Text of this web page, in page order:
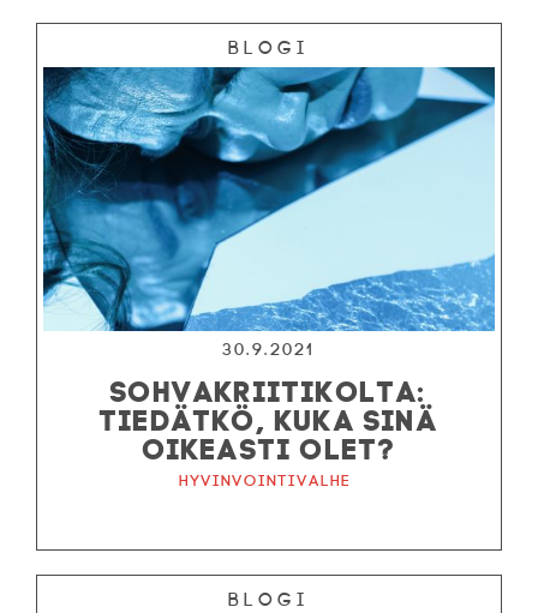
Blogi
30.9.2021
SOHVAKRIITIKOLTA:
TIEDÄTKÖ, KUKA SINÄ
OIKEASTI OLET?
Hyvinvointivalhe
Blogi